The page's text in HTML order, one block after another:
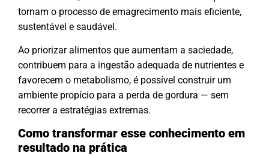
tornam o processo de emagrecimento mais eficiente,
sustentável e saudável.
Ao priorizar alimentos que aumentam a saciedade,
contribuem para a ingestão adequada de nutrientes e
favorecem o metabolismo, é possível construir um
ambiente propício para a perda de gordura — sem
recorrer a estratégias extremas.
Como transformar esse conhecimento em
resultado na prática